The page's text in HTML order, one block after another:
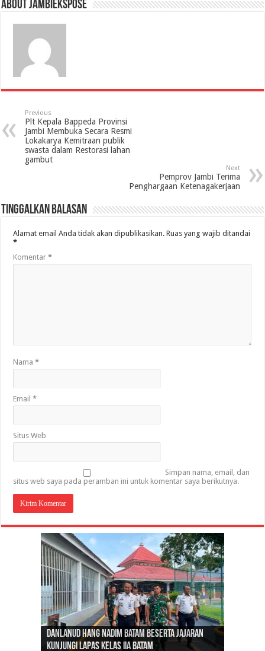
About jambiekspose
Previous
Plt Kepala Bappeda Provinsi
Jambi Membuka Secara Resmi
Lokakarya Kemitraan publik
swasta dalam Restorasi lahan
gambut
Next
Pemprov Jambi Terima
Penghargaan Ketenagakerjaan
Tinggalkan Balasan
Alamat email Anda tidak akan dipublikasikan. Ruas yang wajib ditandai
*
Komentar*
Nama*
Email*
Situs Web
Simpan nama, email, dan
situs web saya pada peramban ini untuk komentar saya berikutnya.
Danlanud Hang Nadim Batam Beserta Jajaran
Kunjungi Lapas Kelas IIA Batam
Silaturahmi dan Reses Komite I DPD RI di Polda
Jambi Bahas Sinergitas Penanganan Narkotika
Gubernur Al Haris: Lomba Cerdas Cermat Sarana
Edukasi Pembentukan Karakter Generasi
Penerus
Gubernur Al Haris Dorong Koperasi Merah Putih
Cepat Beroperasi Agar Bisa Layani Masyarakat
Penuhi Kebutuhannya
Sosok Fenomenal yang Menggetarkan
Nusantara: Ratu Wangsa, Wanita Berkelas
dengan Pengaruh Internasional